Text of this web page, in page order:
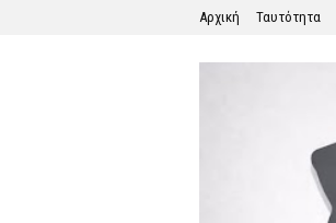
Αρχική Ταυτότητα